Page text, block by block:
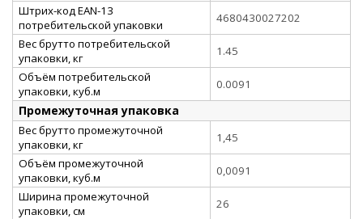
Штрих-код EAN-13
потребительской упаковки
4680430027202
Вес брутто потребительской
упаковки, кг
1.45
Объём потребительской
упаковки, куб.м
0.0091
Промежуточная упаковка
Вес брутто промежуточной
упаковки, кг
1,45
Объём промежуточной
упаковки, куб.м
0,0091
Ширина промежуточной
упаковки, см
26